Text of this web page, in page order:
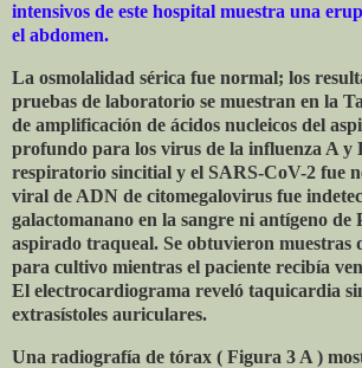
intensivos de este hospital muestra una
el abdomen.
La osmolalidad sérica fue normal; los
pruebas de laboratorio se muestran en la
de amplificación de ácidos nucleicos del
profundo para los virus de la influenza A y
respiratorio sincitial y el SARS-CoV-2 fue
viral de ADN de citomegalovirus fue
galactomanano en la sangre ni antígeno de
aspirado traqueal. Se obtuvieron muestras
para cultivo mientras el paciente recibía
El electrocardiograma reveló taquicardia
extrasístoles auriculares.
Una radiografía de tórax ( Figura 3 A )